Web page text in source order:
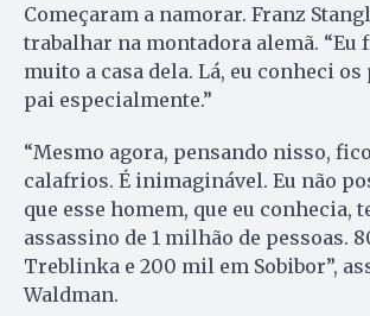
Começaram a namorar. Franz
trabalhar na montadora alemã. “Eu
muito a casa dela. Lá, eu conheci
pai especialmente.”
“Mesmo agora, pensando nisso,
calafrios. É inimaginável. Eu não
que esse homem, que eu conhecia,
assassino de 1 milhão de pessoas.
Treblinka e 200 mil em Sobibor”,
Waldman.